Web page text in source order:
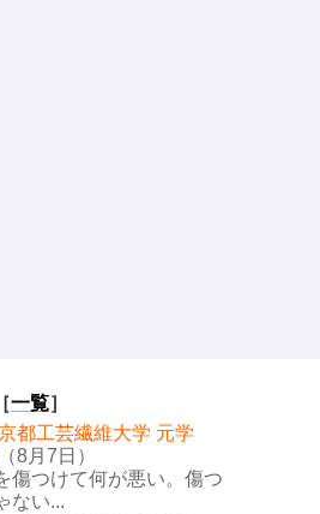
［一覧］
都工芸繊維大学 元学
（8月7日）
傷つけて何が悪い。傷つ
ない...